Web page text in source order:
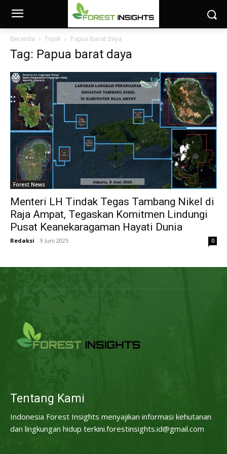
Beranda Topik Papua barat daya
Tag: Papua barat daya
Forest News
Menteri LH Tindak Tegas Tambang Nikel di
Raja Ampat, Tegaskan Komitmen Lindungi
Pusat Keanekaragaman Hayati Dunia
Redaksi - 9 Juni 2025 0
Tentang Kami
Indonesia Forest Insights menyajikan informasi kehutanan
dan lingkungan hidup terkini.forestinsights.id@gmail.com